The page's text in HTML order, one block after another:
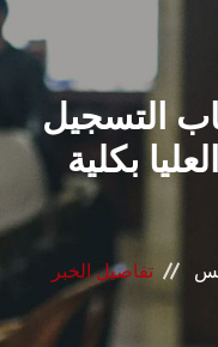
القطاعـات
الشئون الأكاديمية
البحث العلمي
المراكز والوحدات
التسجيل
بكلية
تفاصيل الخبر